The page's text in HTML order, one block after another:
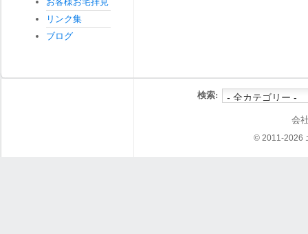
リンク集
ブログ
検索:
会
© 2011-2026